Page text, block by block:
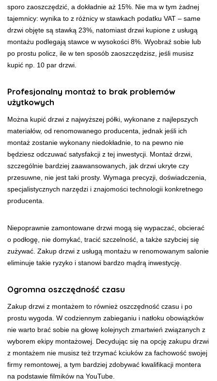
sporo zaoszczędzić, a dokładnie aż 15%. Nie ma w tym żadnej
tajemnicy: wynika to z różnicy w stawkach podatku VAT – same
drzwi objęte są stawką 23%, natomiast drzwi kupione z usługą
montażu podlegają stawce w wysokości 8%. Wyobraź sobie lub
po prostu policz, ile w ten sposób zaoszczędzisz, jeśli musisz
kupić np. 10 par drzwi.
Profesjonalny montaż to brak problemów
użytkowych
Można kupić drzwi z najwyższej półki, wykonane z najlepszych
materiałów, od renomowanego producenta, jednak jeśli ich
montaż zostanie wykonany niedokładnie, to na pewno nie
będziesz odczuwać satysfakcji z tej inwestycji. Montaż drzwi,
szczególnie bardziej zaawansowanych, jak drzwi ukryte czy
przesuwne, nie jest taki prosty. Wymaga precyzji, doświadczenia,
specjalistycznych narzędzi i znajomości technologii konkretnego
producenta.
Niepoprawnie zamontowane drzwi mogą się wypaczać, obcierać
o podłogę, nie domykać, tracić szczelność, a także szybciej się
zużywać. Zakup drzwi z usługą montażu w renomowanym salonie
eliminuje takie ryzyko i stanowi bardzo mądrą inwestycję.
Ogromna oszczędność czasu
Zakup drzwi z montażem to również oszczędność czasu i po
prostu wygoda. W codziennym zabieganiu i natłoku obowiązków
nie warto brać sobie na głowę kolejnych zmartwień związanych z
wyborem ekipy montażowej. Decydując się na opcję zakupu drzwi
z montażem nie musisz też trzymać kciuków za fachowość swojej
firmy remontowej, a tym bardziej zdobywać kwalifikacji montera
na podstawie filmików na YouTube.